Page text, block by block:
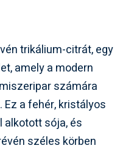
trikálium-citrát, egy
amely a modern
számára
a fehér, kristályos
alkotott sója, és
széles körben